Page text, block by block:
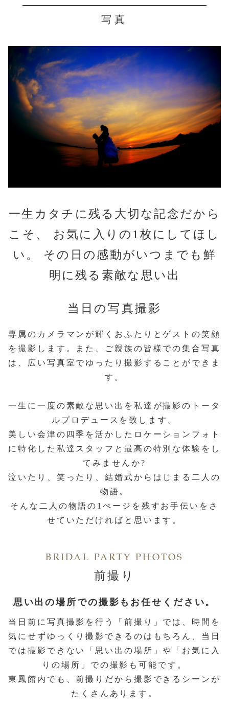
写真
一生カタチに残る大切な記念だから
こそ、
お気に入りの1枚にしてほし
い。
その日の感動がいつまでも鮮
明に残る素敵な思い出
当日の写真撮影
専属のカメラマンが輝くおふたりとゲストの笑顔
を撮影します。
また、ご親族の皆様での集合写真
は、広い写真室でゆったり撮影することができま
す。
一生に一度の素敵な思い出を私達が撮影のトータ
ルプロデュースを致します。
美しい会津の四季を活かしたロケーションフォト
に特化した私達スタッフと最高の特別な体験をし
てみませんか?
泣いたり、笑ったり、結婚式からはじまる二人の
物語。
そんな二人の物語の1ぺージを残すお手伝いをさ
せていただければと思います。
BRIDAL PARTY PHOTOS
前撮り
思い出の場所での撮影もお任せください。
当日前に写真撮影を行う「前撮り」では、 時間を
気にせずゆっくり撮影できるのはもちろん、 当日
では撮影できない「思い出の場所」や「お気に入
りの場所」での撮影も可能です。
東鳳館内でも、前撮りだから撮影できるシーンが
たくさんあります。